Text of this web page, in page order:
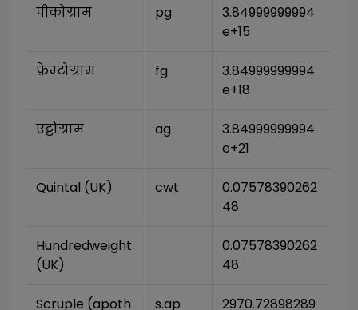
पीकोग्राम pg
3.84999999994
e+15
फ़ेम्टोग्राम fg
3.84999999994
e+18
एट्टोग्राम ag
3.84999999994
e+21
Quintal (UK) cwt
0.07578390262
48
Hundredweight
(UK)
0.07578390262
48
Scruple (apoth s.ap 2970.72898289